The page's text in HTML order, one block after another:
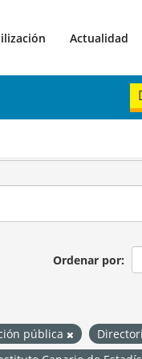
Actualidad
Ordenar por
pública